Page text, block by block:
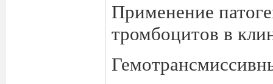
Применение
тромбоцитов в